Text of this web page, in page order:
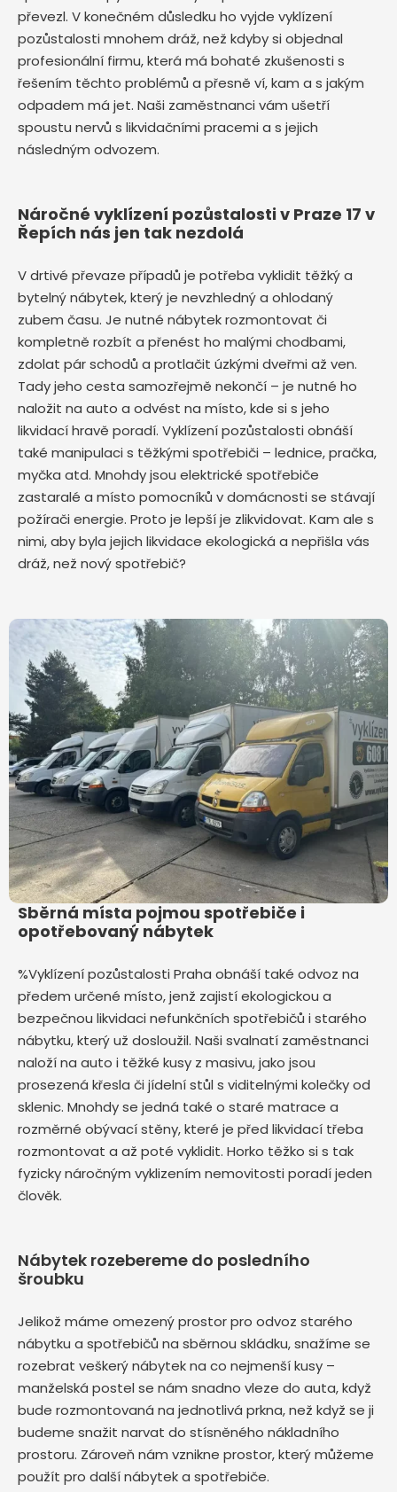
převezl. V konečném důsledku ho vyjde vyklízení
pozůstalosti mnohem dráž, než kdyby si objednal
profesionální firmu, která má bohaté zkušenosti s
řešením těchto problémů a přesně ví, kam a s jakým
odpadem má jet. Naši zaměstnanci vám ušetří
spoustu nervů s likvidačními pracemi a s jejich
následným odvozem.
Náročné vyklízení pozůstalosti v Praze 17 v
Řepích nás jen tak nezdolá
V drtivé převaze případů je potřeba vyklidit těžký a
bytelný nábytek, který je nevzhledný a ohlodaný
zubem času. Je nutné nábytek rozmontovat či
kompletně rozbít a přenést ho malými chodbami,
zdolat pár schodů a protlačit úzkými dveřmi až ven.
Tady jeho cesta samozřejmě nekončí – je nutné ho
naložit na auto a odvést na místo, kde si s jeho
likvidací hravě poradí. Vyklízení pozůstalosti obnáší
také manipulaci s těžkými spotřebiči – lednice, pračka,
myčka atd. Mnohdy jsou elektrické spotřebiče
zastaralé a místo pomocníků v domácnosti se stávají
požírači energie. Proto je lepší je zlikvidovat. Kam ale s
nimi, aby byla jejich likvidace ekologická a nepřišla vás
dráž, než nový spotřebič?
Sběrná místa pojmou spotřebiče i
opotřebovaný nábytek
%Vyklízení pozůstalosti Praha obnáší také odvoz na
předem určené místo, jenž zajistí ekologickou a
bezpečnou likvidaci nefunkčních spotřebičů i starého
nábytku, který už dosloužil. Naši svalnatí zaměstnanci
naloží na auto i těžké kusy z masivu, jako jsou
prosezená křesla či jídelní stůl s viditelnými kolečky od
sklenic. Mnohdy se jedná také o staré matrace a
rozměrné obývací stěny, které je před likvidací třeba
rozmontovat a až poté vyklidit. Horko těžko si s tak
fyzicky náročným vyklizením nemovitosti poradí jeden
člověk.
Nábytek rozebereme do posledního
šroubku
Jelikož máme omezený prostor pro odvoz starého
nábytku a spotřebičů na sběrnou skládku, snažíme se
rozebrat veškerý nábytek na co nejmenší kusy –
manželská postel se nám snadno vleze do auta, když
bude rozmontovaná na jednotlivá prkna, než když se ji
budeme snažit narvat do stísněného nákladního
prostoru. Zároveň nám vznikne prostor, který můžeme
použít pro další nábytek a spotřebiče.